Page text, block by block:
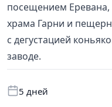
посещением Еревана,
храма Гарни и
с дегустацией
заводе.
5 дней